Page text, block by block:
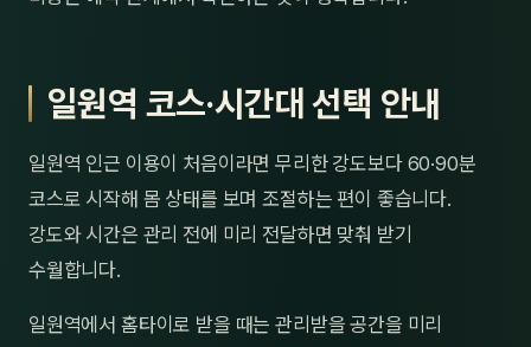
일원역 코스·시간대 선택 안내
일원역 인근 이용이 처음이라면 무리한 강도보다 60·90분
코스로 시작해 몸 상태를 보며 조절하는 편이 좋습니다.
강도와 시간은 관리 전에 미리 전달하면 맞춰 받기
수월합니다.
일원역에서 홈타이로 받을 때는 관리받을 공간을 미리